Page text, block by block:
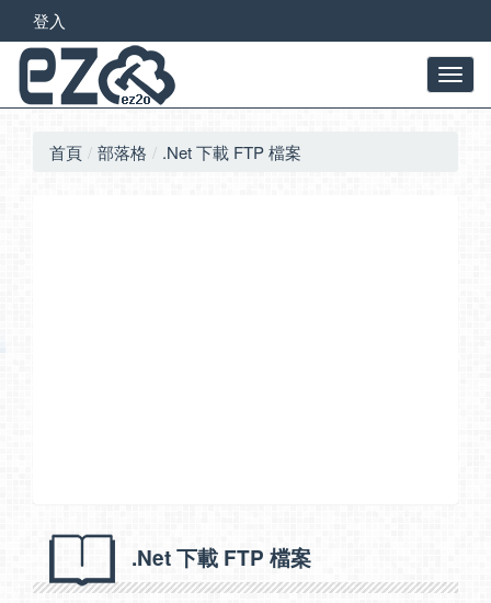
登入
首頁 部落格 .Net 下載 FTP 檔案
.Net 下載 FTP 檔案